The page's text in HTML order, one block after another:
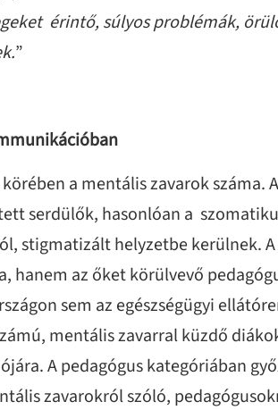
érintő, súlyos problémák,
”
a mentális zavarok száma.
serdülők, hasonlóan a
stigmatizált helyzetbe kerülnek.
hanem az őket körülvevő
sem az egészségügyi
mentális zavarral küzdő
A pedagógus kategóriában
zavarokról szóló,